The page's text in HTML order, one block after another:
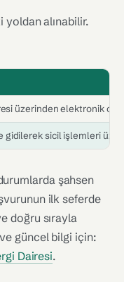
yoldan alınabilir.
üzerinden elektronik
gidilerek sicil işlemleri
şahsen
ilk seferde
doğru sırayla
güncel bilgi için:
Dairesi.